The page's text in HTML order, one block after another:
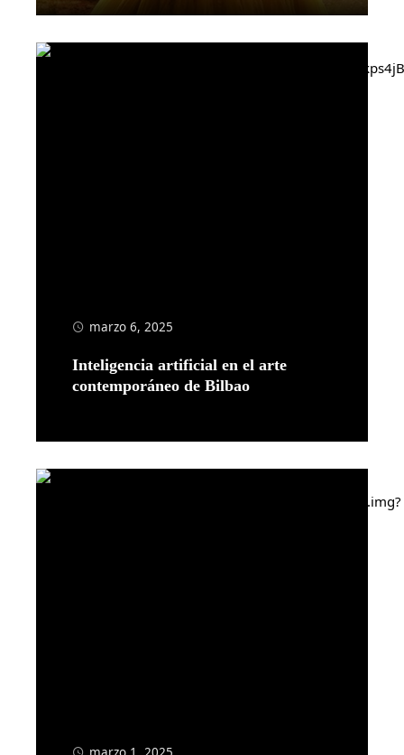
marzo 6, 2025
Inteligencia artificial en el arte
contemporáneo de Bilbao